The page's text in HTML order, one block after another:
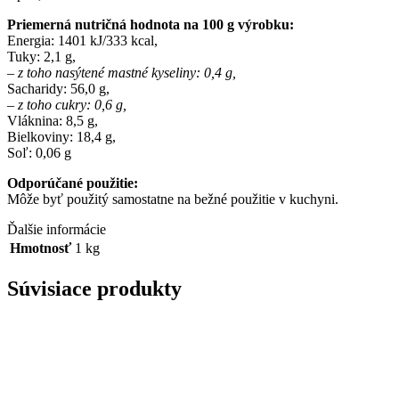
Priemerná nutričná hodnota na 100 g výrobku:
Energia: 1401 kJ/333 kcal,
Tuky: 2,1 g,
– z toho nasýtené mastné kyseliny: 0,4 g,
Sacharidy: 56,0 g,
– z toho cukry: 0,6 g,
Vláknina: 8,5 g,
Bielkoviny: 18,4 g,
Soľ: 0,06 g
Odporúčané použitie:
Môže byť použitý samostatne na bežné použitie v kuchyni.
Ďalšie informácie
Hmotnosť 1 kg
Súvisiace produkty